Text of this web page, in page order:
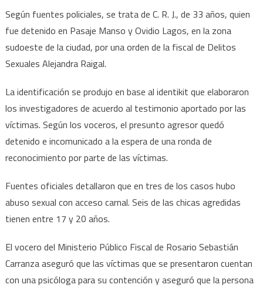
Según fuentes policiales, se trata de C. R. J., de 33 años, quien
fue detenido en Pasaje Manso y Ovidio Lagos, en la zona
sudoeste de la ciudad, por una orden de la fiscal de Delitos
Sexuales Alejandra Raigal.
La identificación se produjo en base al identikit que elaboraron
los investigadores de acuerdo al testimonio aportado por las
víctimas. Según los voceros, el presunto agresor quedó
detenido e incomunicado a la espera de una ronda de
reconocimiento por parte de las víctimas.
Fuentes oficiales detallaron que en tres de los casos hubo
abuso sexual con acceso carnal. Seis de las chicas agredidas
tienen entre 17 y 20 años.
El vocero del Ministerio Público Fiscal de Rosario Sebastián
Carranza aseguró que las víctimas que se presentaron cuentan
con una psicóloga para su contención y aseguró que la persona